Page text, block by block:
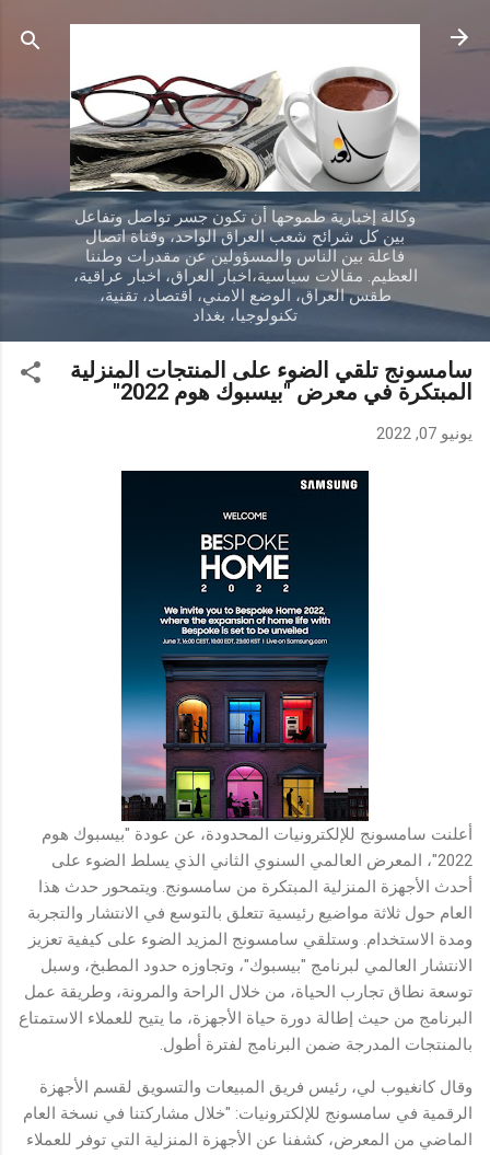
التخطي إلى المحتوى الرئيسي
وكالة إخبارية طموحها أن تكون جسر تواصل وتفاعل
بين كل شرائح شعب العراق الواحد، وقناة اتصال
فاعلة بين الناس والمسؤولين عن مقدرات وطننا
العظيم. مقالات سياسية،اخبار العراق، اخبار عراقية،
طقس العراق، الوضع الامني، اقتصاد، تقنية،
تكنولوجيا، بغداد
سامسونج تلقي الضوء على المنتجات المنزلية
المبتكرة في معرض "بيسبوك هوم 2022"
يونيو 07, 2022
أعلنت سامسونج للإلكترونيات المحدودة، عن عودة "بيسبوك هوم
2022"، المعرض العالمي السنوي الثاني الذي يسلط الضوء على
أحدث الأجهزة المنزلية المبتكرة من سامسونج. ويتمحور حدث هذا
العام حول ثلاثة مواضيع رئيسية تتعلق بالتوسع في الانتشار والتجربة
ومدة الاستخدام. وستلقي سامسونج المزيد الضوء على كيفية تعزيز
الانتشار العالمي لبرنامج "بيسبوك"، وتجاوزه حدود المطبخ، وسبل
توسعة نطاق تجارب الحياة، من خلال الراحة والمرونة، وطريقة عمل
البرنامج من حيث إطالة دورة حياة الأجهزة، ما يتيح للعملاء الاستمتاع
بالمنتجات المدرجة ضمن البرنامج لفترة أطول.
وقال كانغيوب لي، رئيس فريق المبيعات والتسويق لقسم الأجهزة
الرقمية في سامسونج للإلكترونيات: "خلال مشاركتنا في نسخة العام
الماضي من المعرض، كشفنا عن الأجهزة المنزلية التي توفر للعملاء